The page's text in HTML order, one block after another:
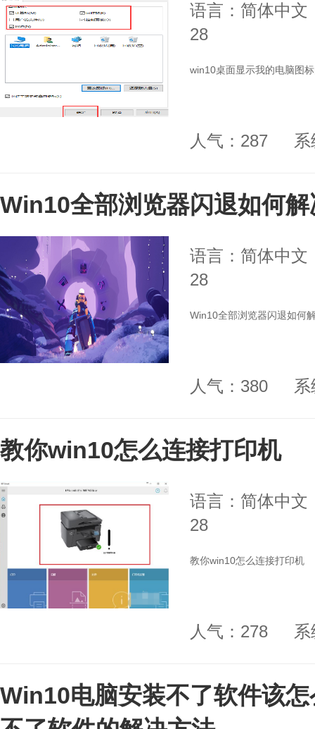
语言：简体中文
28
win10桌面显示我的电脑图
人气：287
Win10全部浏览器闪退如何解
语言：简体中文
28
Win10全部浏览器闪退如何
人气：380
教你win10怎么连接打印机
语言：简体中文
28
教你win10怎么连接打印机
人气：278
Win10电脑安装不了软件该